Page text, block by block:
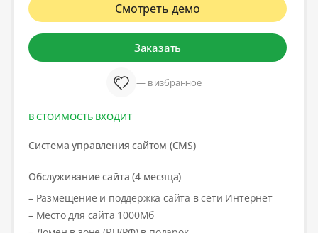
Смотреть демо
Заказать
— в избранное
В СТОИМОСТЬ ВХОДИТ
Система управления сайтом (CMS)
Обслуживание сайта (4 месяца)
– Размещение и поддержка сайта в сети Интернет
– Место для сайта 1000Мб